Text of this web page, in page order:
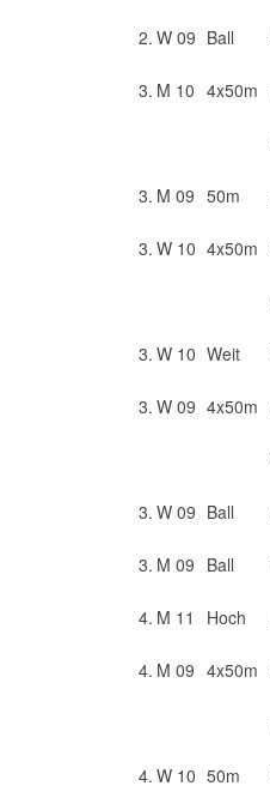
2. W 09 Ball
3. M 10 4x50m
3. M 09 50m
3. W 10 4x50m
3. W 10 Weit
3. W 09 4x50m
3. W 09 Ball
3. M 09 Ball
4. M 11 Hoch
4. M 09 4x50m
4. W 10 50m